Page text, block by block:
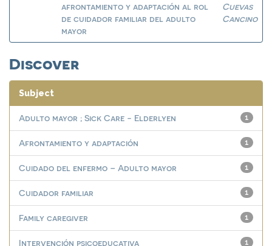
afrontamiento y adaptación al rol
de cuidador familiar del adulto
mayor
Cuevas
Cancino
Discover
Subject
1
Adulto mayor ; Sick Care - Elderlyen
1
Afrontamiento y adaptación
1
Cuidado del enfermo – Adulto mayor
1
Cuidador familiar
1
Family caregiver
1
Intervención psicoeducativa